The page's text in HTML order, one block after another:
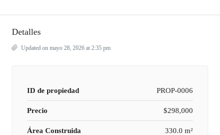
Detalles
Updated on mayo 28, 2026 at 2:35 pm
ID de propiedad PROP-0006
Precio $298,000
Área Construida 330.0 m²